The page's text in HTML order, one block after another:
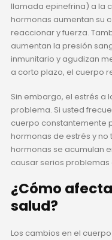
llamada epinefrina) a la
hormonas aumentan su
reaccionar y fuerza.
aumentan la presión
inmunitario y agudizan
a corto plazo, el cuerpo
Sin embargo, el estrés a
problema. Si usted
cuerpo constantemente
hormonas de estrés y
hormonas se acumulan
causar serios problemas
¿Cómo
salud?
Los cambios en el